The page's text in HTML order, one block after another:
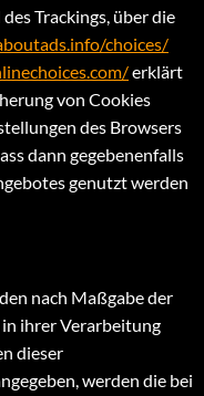
Trackings, über die
choices/
erklärt
von Cookies
des Browsers
dann gegebenenfalls
genutzt werden
nach Maßgabe der
ihrer Verarbeitung
dieser
werden die bei